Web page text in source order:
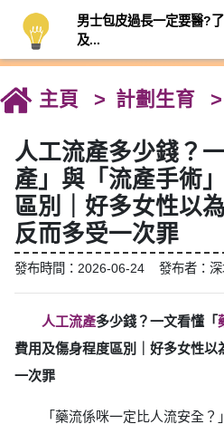
男士包皮過長一定要醫?
及...
主頁 計劃生育
人工流產多少錢？
產」與「流產手術
區別｜好多女性以
反而多受一次罪
發布時間：2026-06-24 發布者：深
人工流產多少錢？一文看懂「
費用及傷身程度區別｜好多女性
一次罪
「藥流係咪一定比人流安全？」